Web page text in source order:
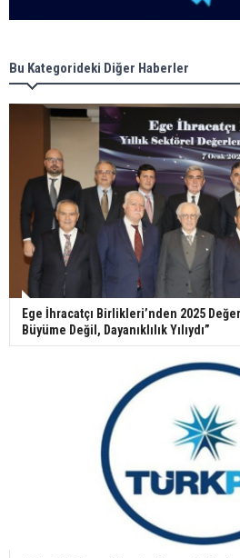
Bu Kategorideki Diğer Haberler
Ege İhracatçı Birlikleri’nden 2025
Büyüme Değil, Dayanıklılık Yılıydı”